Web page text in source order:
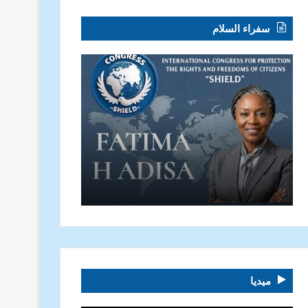
سفراء السلام
ميديا